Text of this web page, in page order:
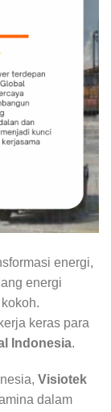
energi,
energi
keras para
Indonesia.
Visiotek
dalam